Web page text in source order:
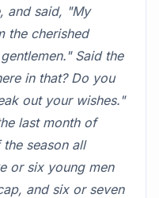
and said, "My
the cherished
Said the
in that? Do you
out your wishes."
last month of
season all
or six young men
and six or seven